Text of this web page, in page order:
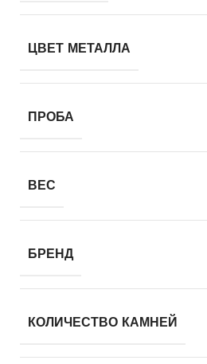
ЦВЕТ МЕТАЛЛА
ПРОБА
ВЕС
БРЕНД
КОЛИЧЕСТВО КАМНЕЙ